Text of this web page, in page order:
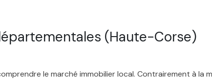
(Haute-Corse)
le marché immobilier local. Contrairement à la